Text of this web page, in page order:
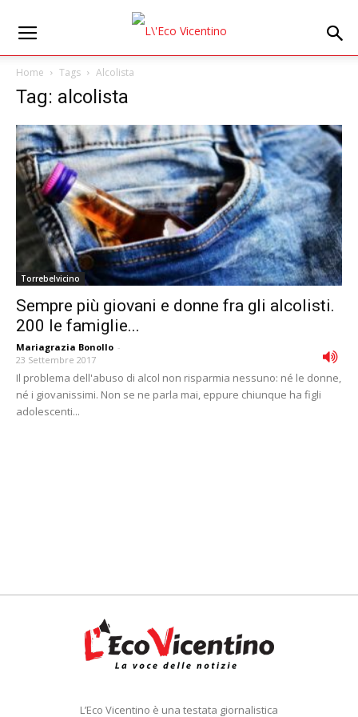
Home Tags Alcolista
Tag: alcolista
Torrebelvicino
Sempre più giovani e donne fra gli alcolisti.
200 le famiglie...
Mariagrazia Bonollo -
23 Settembre 2017
Il problema dell'abuso di alcol non risparmia nessuno: né le donne,
né i giovanissimi. Non se ne parla mai, eppure chiunque ha figli
adolescenti...
L’Eco Vicentino è una testata giornalistica